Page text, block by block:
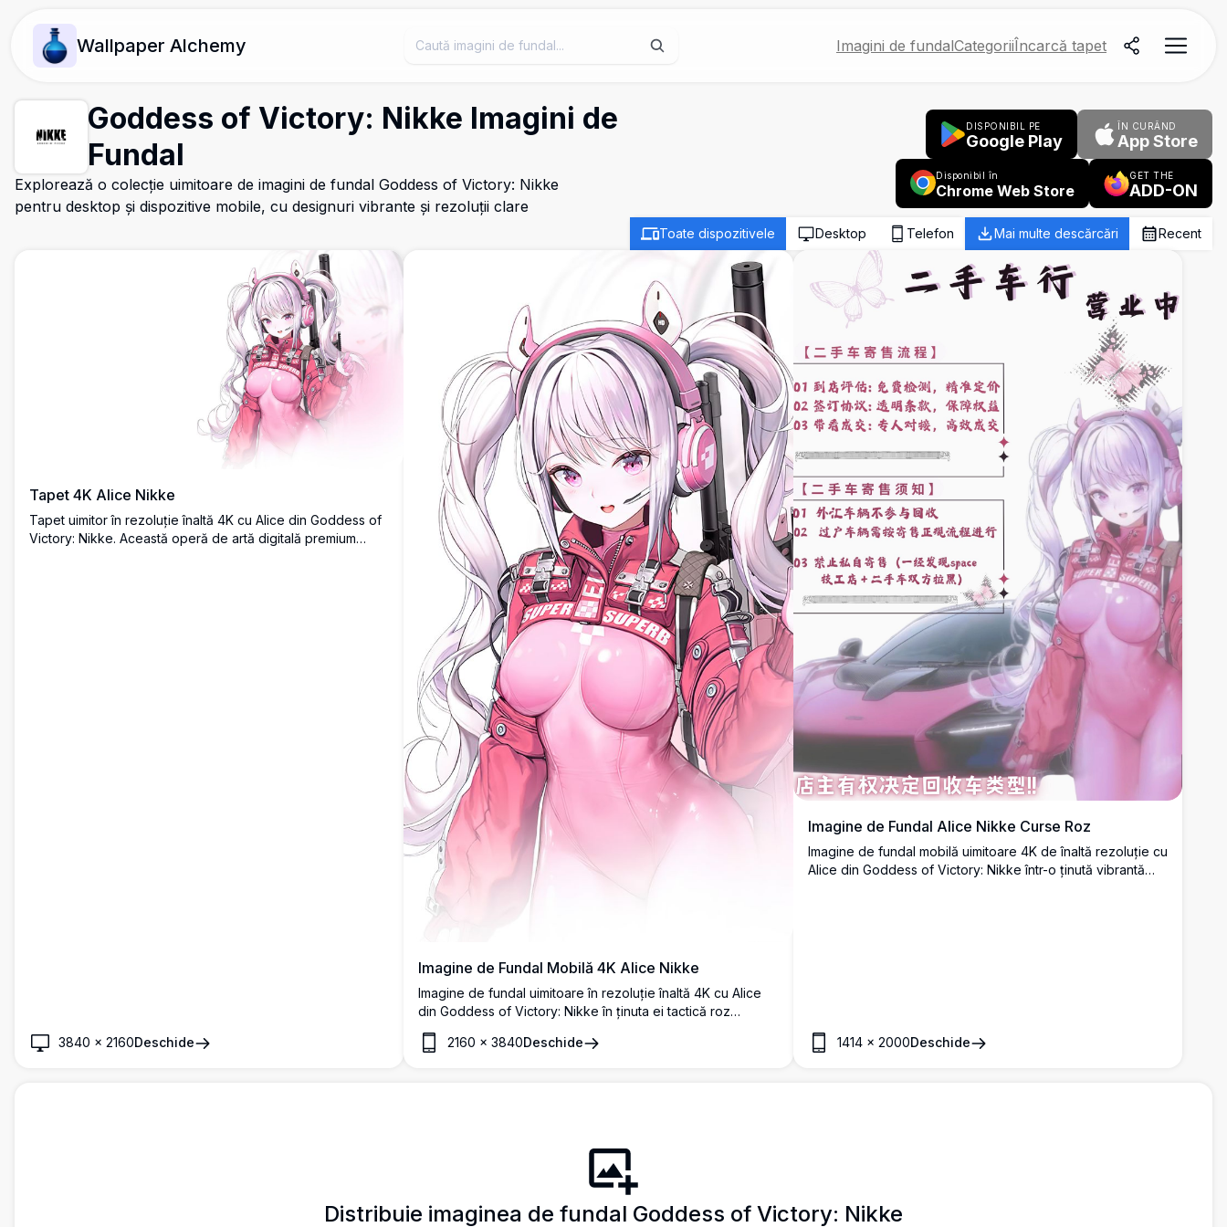
Wallpaper Alchemy Imagini de fundalCategoriiÎncarcă tapet
Goddess of Victory: Nikke Imagini de
Fundal
Explorează o colecție uimitoare de imagini de fundal Goddess of Victory: Nikke
pentru desktop și dispozitive mobile, cu designuri vibrante și rezoluții clare
DISPONIBIL PE
Google Play
ÎN CURÂND
App Store
Disponibil în
Chrome Web Store
GET THE
ADD-ON
Toate dispozitivele Desktop Telefon Mai multe descărcări Recent
Tapet 4K Alice Nikke
Tapet uimitor în rezoluție înaltă 4K cu Alice din Goddess of
Victory: Nikke. Această operă de artă digitală premium
3840 × 2160Deschide
Imagine de Fundal Mobilă 4K Alice Nikke
Imagine de fundal uimitoare în rezoluție înaltă 4K cu Alice
din Goddess of Victory: Nikke în ținuta ei tactică roz
emblematică. Ilustrația prezintă părul ei lung argintiu, ochii
roz și echipamentul de luptă cu detalii excepționale.
2160 ×3840Deschide
Imagine de Fundal Alice Nikke Curse Roz
Imagine de fundal mobilă uimitoare 4K de înaltă rezoluție cu
Alice din Goddess of Victory: Nikke într-o ținută vibrantă
1414× 2000Deschide
Distribuie imaginea de fundal Goddess of Victory: Nikke